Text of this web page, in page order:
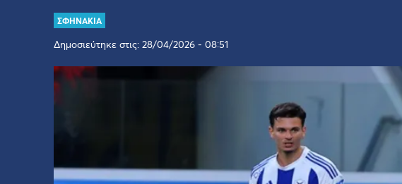
ΣΦΗΝΑΚΙΑ
Δημοσιεύτηκε στις: 28/04/2026 - 08:51